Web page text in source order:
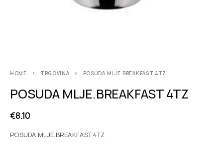
HOME TRGOVINA POSUDA MLJE.BREAKFAST 4TZ
POSUDA MLJE.BREAKFAST 4TZ
€8.10
POSUDA MLJE.BREAKFAST 4TZ